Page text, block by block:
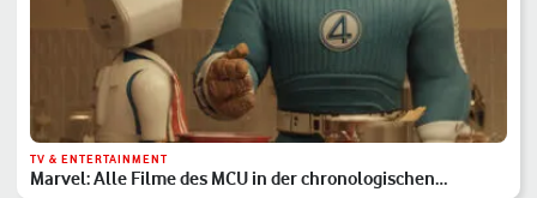
TV & ENTERTAINMENT
Marvel: Alle Filme des MCU in der chronologischen